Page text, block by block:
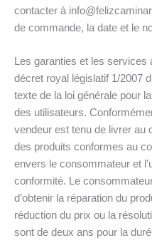
contacter à
de commande, la date et le
Les garanties et les services
décret royal législatif 1/2007
texte de la loi générale pour
des utilisateurs.
vendeur est tenu de livrer au
des produits conformes au
envers le consommateur et
conformité. Le
d’obtenir la réparation du
réduction du prix ou la
sont de deux ans pour la